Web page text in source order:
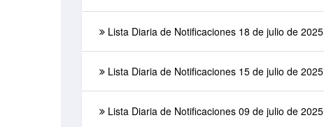
Lista Diaria de Notificaciones 18 de julio de 2025
Lista Diaria de Notificaciones 15 de julio de 2025
Lista Diaria de Notificaciones 09 de julio de 2025